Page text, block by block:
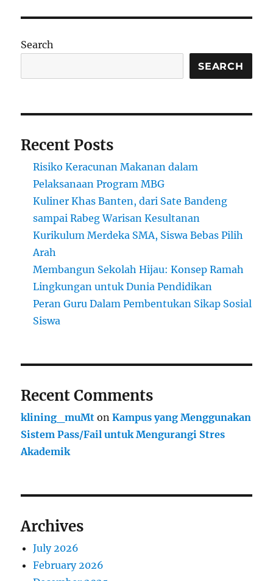
Search
SEARCH
Recent Posts
Risiko Keracunan Makanan dalam
Pelaksanaan Program MBG
Kuliner Khas Banten, dari Sate Bandeng
sampai Rabeg Warisan Kesultanan
Kurikulum Merdeka SMA, Siswa Bebas Pilih
Arah
Membangun Sekolah Hijau: Konsep Ramah
Lingkungan untuk Dunia Pendidikan
Peran Guru Dalam Pembentukan Sikap Sosial
Siswa
Recent Comments
klining_muMt onKampus yang Menggunakan
Sistem Pass/Fail untuk Mengurangi Stres
Akademik
Archives
July 2026
February 2026